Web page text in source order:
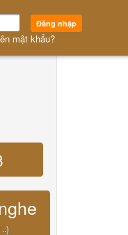
Đăng nhập
mật khẩu?